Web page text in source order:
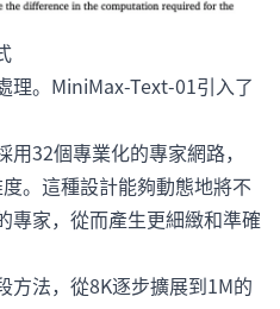
理。MiniMax-Text-01引入了
32個專業化的專家網路，
。這種設計能夠動態地將不
專家，從而產生更細緻和準確
方法，從8K逐步擴展到1M的